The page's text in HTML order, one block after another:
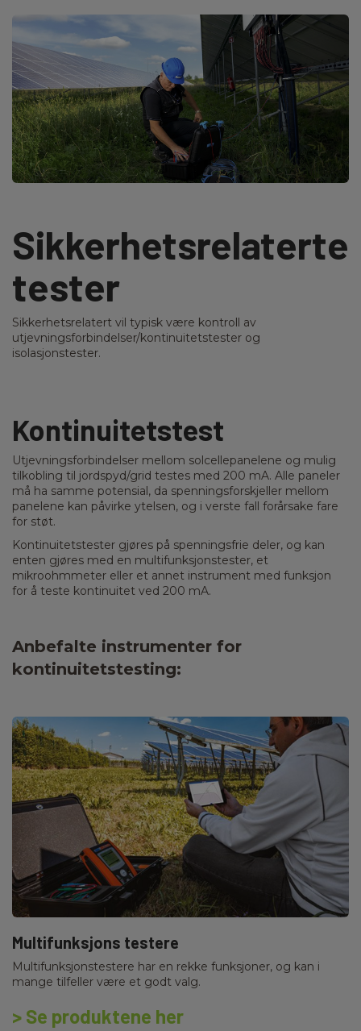
Sikkerhetsrelaterte
tester
Sikkerhetsrelatert vil typisk være kontroll av
utjevningsforbindelser/kontinuitetstester og
isolasjonstester.
Kontinuitetstest
Utjevningsforbindelser mellom solcellepanelene og mulig
tilkobling til jordspyd/grid testes med 200 mA. Alle paneler
må ha samme potensial, da spenningsforskjeller mellom
panelene kan påvirke ytelsen, og i verste fall forårsake fare
for støt.
Kontinuitetstester gjøres på spenningsfrie deler, og kan
enten gjøres med en multifunksjonstester, et
mikroohmmeter eller et annet instrument med funksjon
for å teste kontinuitet ved 200 mA.
Anbefalte instrumenter for
kontinuitetstesting:
Multifunksjons testere
Multifunksjonstestere har en rekke funksjoner, og kan i
mange tilfeller være et godt valg.
> Se produktene her